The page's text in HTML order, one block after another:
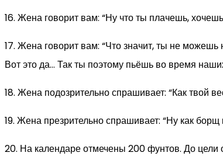
16. Жена говорит вам: “Ну что ты плачешь,
17. Жена говорит вам: “Что значит, ты не
Вот это да… Так ты поэтому пьёшь во время
18. Жена подозрительно спрашивает: “Как твой
19. Жена презрительно спрашивает: “Ну как
20. На календаре отмечены 200 фунтов. До цели